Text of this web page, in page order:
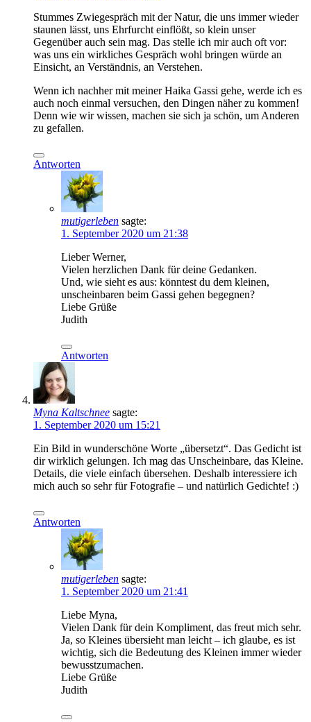
Stummes Zwiegespräch mit der Natur, die uns immer wieder
staunen lässt, uns Ehrfurcht einflößt, so klein unser
Gegenüber auch sein mag. Das stelle ich mir auch oft vor:
was uns ein wirkliches Gespräch wohl bringen würde an
Einsicht, an Verständnis, an Verstehen.
Wenn ich nachher mit meiner Haika Gassi gehe, werde ich es
auch noch einmal versuchen, den Dingen näher zu kommen!
Denn wie wir wissen, machen sie sich ja schön, um Anderen
zu gefallen.
Antworten
mutigerleben sagte:
1. September 2020 um 21:38
Lieber Werner,
Vielen herzlichen Dank für deine Gedanken.
Und, wie sieht es aus: könntest du dem kleinen,
unscheinbaren beim Gassi gehen begegnen?
Liebe Grüße
Judith
Antworten
Myna Kaltschnee sagte:
1. September 2020 um 15:21
Ein Bild in wunderschöne Worte „übersetzt“. Das Gedicht ist
dir wirklich gelungen. Ich mag das Unscheinbare, das Kleine.
Details, die viele einfach übersehen. Deshalb interessiere ich
mich auch so sehr für Fotografie – und natürlich Gedichte! :)
Antworten
mutigerleben sagte:
1. September 2020 um 21:41
Liebe Myna,
Vielen Dank für dein Kompliment, das freut mich sehr.
Ja, so Kleines übersieht man leicht – ich glaube, es ist
wichtig, sich die Bedeutung des Kleinen immer wieder
bewusstzumachen.
Liebe Grüße
Judith